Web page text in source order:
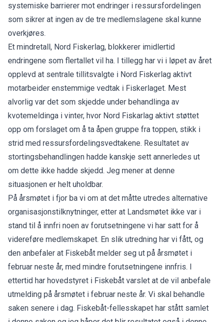
systemiske barrierer mot endringer i ressursfordelingen
som sikrer at ingen av de tre medlemslagene skal kunne
overkjøres.
Et mindretall, Nord Fiskerlag, blokkerer imidlertid
endringene som flertallet vil ha. I tillegg har vi i løpet av året
opplevd at sentrale tillitsvalgte i Nord Fiskerlag aktivt
motarbeider enstemmige vedtak i Fiskerlaget. Mest
alvorlig var det som skjedde under behandlinga av
kvotemeldinga i vinter, hvor Nord Fiskarlag aktivt støttet
opp om forslaget om å ta åpen gruppe fra toppen, stikk i
strid med ressursfordelingsvedtakene. Resultatet av
stortingsbehandlingen hadde kanskje sett annerledes ut
om dette ikke hadde skjedd. Jeg mener at denne
situasjonen er helt uholdbar.
På årsmøtet i fjor ba vi om at det måtte utredes alternative
organisasjonstilknytninger, etter at Landsmøtet ikke var i
stand til å innfri noen av forutsetningene vi har satt for å
videreføre medlemskapet. En slik utredning har vi fått, og
den anbefaler at Fiskebåt melder seg ut på årsmøtet i
februar neste år, med mindre forutsetningene innfris. I
ettertid har hovedstyret i Fiskebåt varslet at de vil anbefale
utmelding på årsmøtet i februar neste år. Vi skal behandle
saken senere i dag. Fiskebåt-fellesskapet har stått samlet